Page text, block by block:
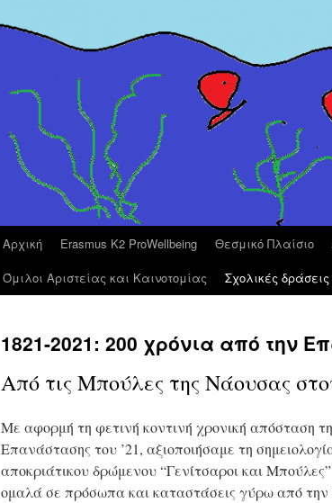
Αρχική Erasmus K2 ProWellbeing Θεσμικό Πλαίσιο
Όμιλοι Αριστείας και Καινοτομίας
Σχολικές
1821-2021: 200 χρόνια από την
Από τις Μπούλες της Νάουσας
Με αφορμή τη φετινή κοντινή χρονική απόσταση
Επανάστασης του ’21, αξιοποιήσαμε τη
αποκριάτικου δρώμενου “Γενίτσαροι και
ομαλά σε πρόσωπα και καταστάσεις γύρω από